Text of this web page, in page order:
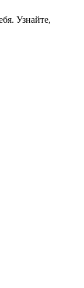
Узнайте,